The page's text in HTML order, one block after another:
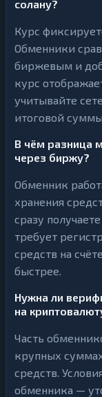
солану?
Курс
Обменники
биржевым и
курс
учитывайте
итоговой
В чём разница
через биржу?
Обменник
хранения
сразу
требует
средств на
быстрее.
Нужна ли
на
Часть
крупных
средств.
обменника —